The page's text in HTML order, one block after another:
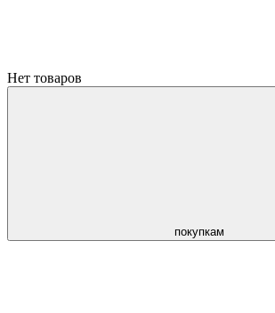
Нет товаров
покупкам